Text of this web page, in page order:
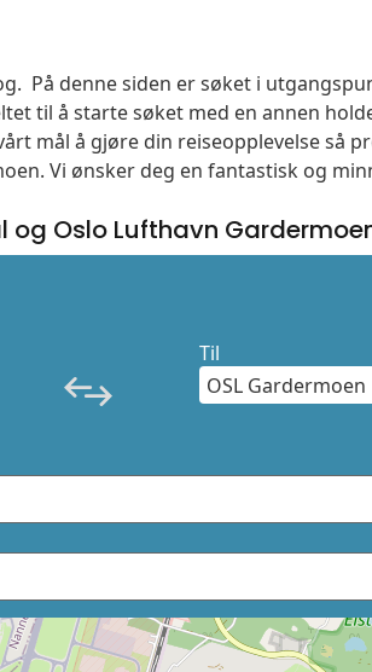
På denne siden er søket i
til å starte søket med en annen
mål å gjøre din reiseopplevelse så
Vi ønsker deg en fantastisk og
Oslo Lufthavn
Til